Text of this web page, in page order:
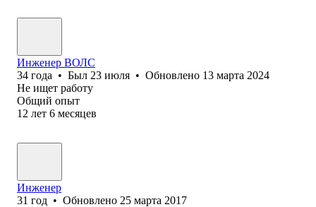
Инженер ВОЛС
34 года • Был 23 июля • Обновлено 13 марта 2024
Не ищет работу
Общий опыт
12 лет 6 месяцев
Инженер
31 год • Обновлено 25 марта 2017